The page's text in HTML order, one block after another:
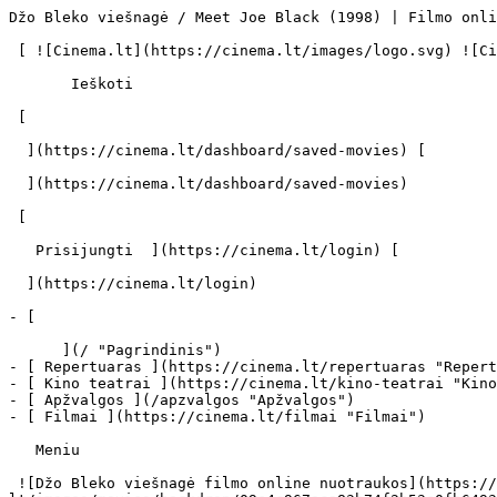
Džo Bleko viešnagė / Meet Joe Black (1998) | Filmo online info - cinema.lt                            Ieškoti     

 [ ![Cinema.lt](https://cinema.lt/images/logo.svg) ![Cinema.lt](https://cinema.lt/images/favicon.svg) ](https://cinema.lt "Cinema.lt")

       Ieškoti     

 [  

  ](https://cinema.lt/dashboard/saved-movies) [  

  ](https://cinema.lt/dashboard/saved-movies)

 [  

   Prisijungti  ](https://cinema.lt/login) [  

  ](https://cinema.lt/login) 

- [  

      ](/ "Pagrindinis")
- [ Repertuaras ](https://cinema.lt/repertuaras "Repertuaras")
- [ Kino teatrai ](https://cinema.lt/kino-teatrai "Kino teatrai")
- [ Apžvalgos ](/apzvalgos "Apžvalgos")
- [ Filmai ](https://cinema.lt/filmai "Filmai")

   Meniu   

 ![Džo Bleko viešnagė filmo online nuotraukos](https://s3.eu-central-1.amazonaws.com/cinema-lt/images/movies/backdrop/09e4c967aca83b74f2b53e0fb64930ff/c/O42LgcGb0BwjxoIb-lg.jpg)

 1. [ 

      cinema.lt  ](/)
2. [  Filmai  ](https://cinema.lt/filmai)
3. Džo Bleko viešnagė

   ![](https://cinema.lt/images/bookmarks/bookmark.svg)   

 [    ![Džo Bleko viešnagė filmo online nuotraukos](https://s3.eu-central-1.amazonaws.com/cinema-lt/images/movies/poster/45e26d7f887033135f34912aae4b957f/c/8Fnx4nrAU4nbkWA2-2xl.webp)  ](https://s3.eu-central-1.amazonaws.com/cinema-lt/images/movies/poster/45e26d7f887033135f34912aae4b957f/c/8Fnx4nrAU4nbkWA2-full.jpg) 

   ![](https://cinema.lt/images/bookmarks/bookmark.svg)   

 [    ![Džo Bleko viešnagė filmo online nuotraukos](https://s3.eu-central-1.amazonaws.com/cinema-lt/images/movies/poster/45e26d7f887033135f34912aae4b957f/c/8Fnx4nrAU4nbkWA2-2xl.webp)  ](https://s3.eu-central-1.amazonaws.com/cinema-lt/images/movies/poster/45e26d7f887033135f34912aae4b957f/c/8Fnx4nrAU4nbkWA2-full.jpg) 

Džo Bleko viešnagė Meet Joe Black Meet Joe Black 
=================================================

 [ Romantinis ](https://cinema.lt/zanrai/romantiniai "Romantinis") [ Maginė fantastika ](https://cinema.lt/zanrai/magine-fantastika "Maginė fantastika") [ Drama ](https://cinema.lt/zanrai/dramos "Drama") 

 2 val. 58 min. 

 ![imdb](https://cinema.lt/images/ratings/imdb.svg) 7.2 

 ![metacritic](https://cinema.lt/images/ratings/metacritic.svg) 43 

 ![rotten_tomatoes](https://cinema.lt/images/ratings/rotten_tomatoes.svg) 46% 

 [  Filmo informacija   

  ](#storyline-with-details) 

 [ Romantinis ](https://cinema.lt/zanrai/romantiniai "Romantinis") [ Maginė fantastika ](https://cinema.lt/zanrai/magine-fantastika "Maginė fantastika") [ Drama ](https://cinema.lt/zanrai/dramos "Drama") 

 Dvi kino superžvaigždės – Bredas Pitas ir Entonis Hopkinsas vaidina režisieriaus Martino Bresto, sukūrusio juostą “Moters kvapas”, filme apie žmogų, kurį aplanko mirtis. Ji atkeliauja į Žemę žmogaus pavidalu ir pasiūlo sandėrį turtingam verslininkui Bilui Perišui. Džo Bleku pasivadinusi mirtis pažada atidėti jo paskutiniąją valandą, jei tik šis surengs jai ekskursiją po gyvenimą. Bilas sutinka, ir viskas einasi gerai, kol Džo staiga pamilsta jo gražuolę dukterį... Plačiau 

 ![imdb](https://cinema.lt/images/ratings/imdb.svg) 7.2 

 ![metacritic](https://cinema.lt/images/ratings/metacritic.svg) 43 

 ![rotten_tomatoes](https://cinema.lt/images/ratings/rotten_tomatoes.svg) 46% 

 [ Premjera 1998 m. lapkričio 12 d. 

 Nerodomas kino teatruose 

 ](#repertoire) 

 Nuotraukos 3 

 Dalintis

 [ ![Facebook](https://cinema.lt/images/socials/facebook_icon_white.svg) ](https://www.facebook.com/sharer/sharer.php?u=https%3A%2F%2Fcinema.lt%2Ffilmai%2Fdzo-bleko-viesnage)[ ![Messenger](https://cinema.lt/images/socials/messenger_icon_white.svg) ](https://www.facebook.com/dialog/send?link=https%3A%2F%2Fcinema.lt%2Ffilmai%2Fdzo-bleko-viesnage&redirect_uri=https%3A%2F%2Fcinema.lt%2Ffilmai%2Fdzo-bleko-viesnage)[ ![LinkedIn](https://cinema.lt/images/socials/linkedin_icon_white.svg) ](https://www.linkedin.com/sharing/share-offsite/?url=https%3A%2F%2Fcinema.lt%2Ffilmai%2Fdzo-bleko-viesnage)  

  Kino mėgėjų įvertinimas  

  N/A  

   Įvertinti   

 Dvi kino superžvaigždės – Bredas Pitas ir Entonis Hopkinsas vaidina režisieriaus Martino Bresto, sukūrusio juostą “Moters kvapas”, filme apie žmogų, kurį aplanko mirtis. Ji atkeliauja į Žemę žmogaus pavidalu ir pasiūlo sandėrį turtingam verslininkui Bilui Perišui. Džo Bleku pasivadinusi mirtis pažada atidėti jo paskutiniąją valandą, jei tik šis surengs jai ekskursiją po gyvenimą. Bilas sutinka, ir viskas einasi gerai, kol Džo staiga pamilsta jo gražuolę dukterį... Plačiau 

 Premjera 1998 m. lapkričio 12 d. 

 Nerodomas kino teatruose 

 Nerodomas kino teatruose 

 Nuotraukos 3 

 [ ![Džo Bleko viešnagė filmo online nuotraukos](https://s3.eu-central-1.amazonaws.com/cinema-lt/images/movies/gallery/7e8de42431084987d5e077cde7debeb5/c/MTUx9qUU9HQeShlG-xlg.jpg) ](https://s3.eu-central-